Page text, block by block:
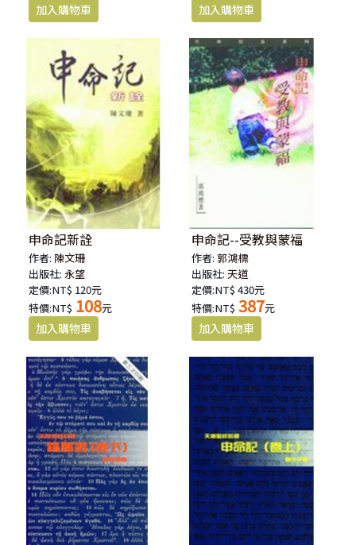
申命記新詮
作者: 陳文珊
出版社:永望
定價:NT$ 120元
特價:NT$ 108元
申命記--受教與蒙福
作者:郭鴻標
出版社:天道
定價:NT$ 430元
特價:NT$ 387元